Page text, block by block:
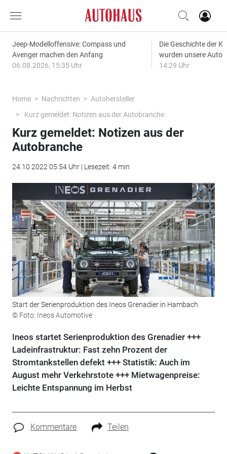
Jeep-Modelloffensive: Compass und
Avenger machen den Anfang
06.08.2026, 15:35 Uhr
Die Geschichte der
wurden unsere
14:29 Uhr
Home Nachrichten
Autohersteller
Kurz gemeldet: Notizen aus der Autobranche
Kurz gemeldet: Notizen aus der
Autobranche
24.10.2022 05:54 Uhr | Lesezeit: 4 min
Start der Serienproduktion des Ineos Grenadier in Hambach
© Foto: Ineos Automotive
Ineos startet Serienproduktion des Grenadier +++
Ladeinfrastruktur: Fast zehn Prozent der
Stromtankstellen defekt +++ Statistik: Auch im
August mehr Verkehrstote +++ Mietwagenpreise:
Leichte Entspannung im Herbst
Kommentare Teilen